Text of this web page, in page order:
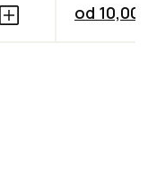
od 10,00